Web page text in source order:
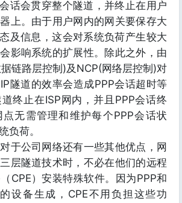
话会贯穿整个隧道，并终止在用户
上。由于用户网内的网关要保存大
及信息，这会对系统负荷产生较大
影响系统的扩展性。除此之外，由
链路层控制)及NCP(网络层控制)对
隧道的效率会造成PPP会话超时等
终止在ISP网内，并且PPP会话终
无需管理和维护每个PPP会话状
负荷。
于公司网络还有一些其他优点，网
层隧道技术时，不必在他们的远程
CPE）安装特殊软件。因为PPP和
设备生成，CPE不用负担这些功